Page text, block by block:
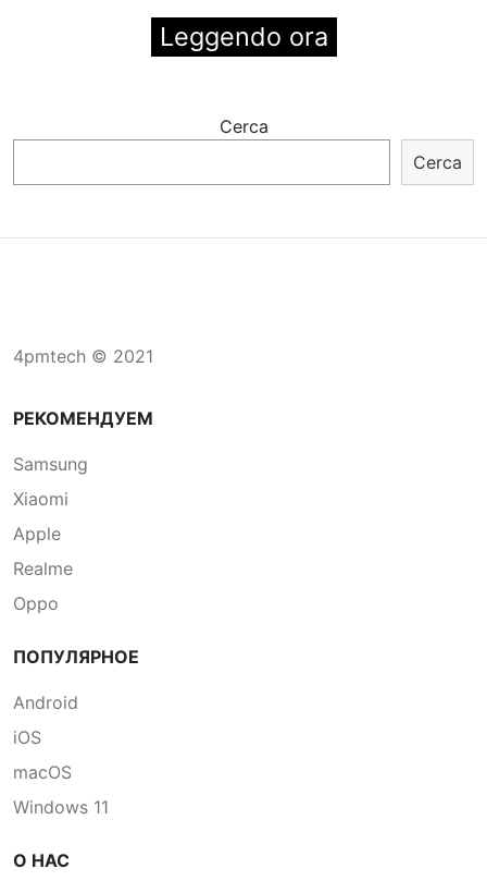
Leggendo ora
Cerca
Cerca
4pmtech © 2021
РЕКОМЕНДУЕМ
Samsung
Xiaomi
Apple
Realme
Oppo
ПОПУЛЯРНОЕ
Android
iOS
macOS
Windows 11
О НАС